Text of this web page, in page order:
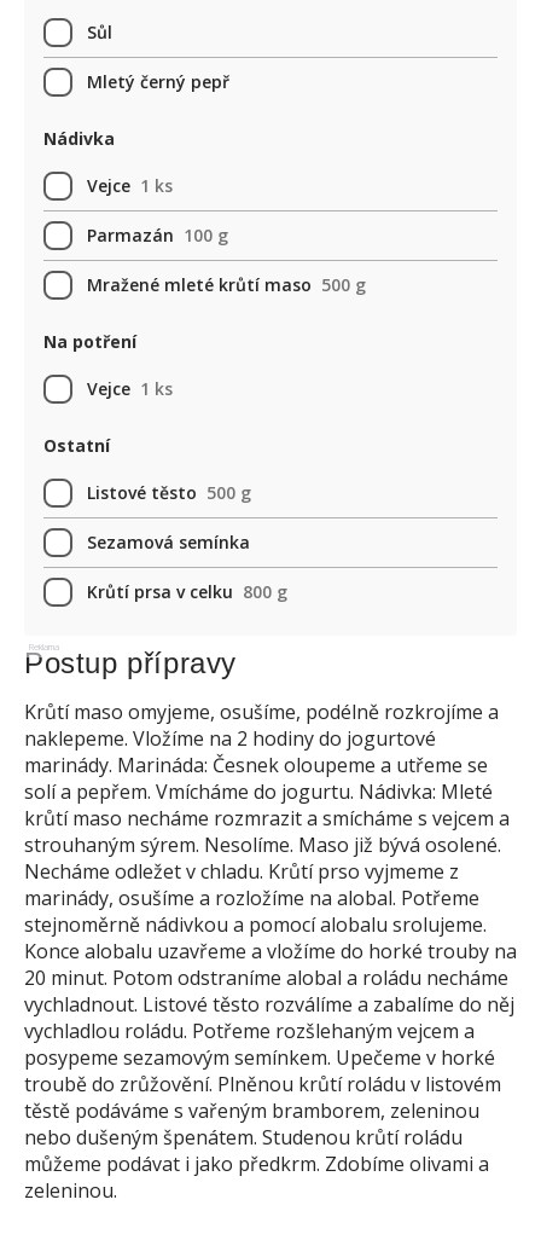
Sůl
Mletý černý pepř
Nádivka
Vejce 1 ks
Parmazán 100 g
Mražené mleté krůtí maso 500 g
Na potření
Vejce 1 ks
Ostatní
Listové těsto 500 g
Sezamová semínka
Krůtí prsa v celku 800 g
Reklama
Postup přípravy
Krůtí maso omyjeme, osušíme, podélně rozkrojíme a
naklepeme. Vložíme na 2 hodiny do jogurtové
marinády. Marináda: Česnek oloupeme a utřeme se
solí a pepřem. Vmícháme do jogurtu. Nádivka: Mleté
krůtí maso necháme rozmrazit a smícháme s vejcem a
strouhaným sýrem. Nesolíme. Maso již bývá osolené.
Necháme odležet v chladu. Krůtí prso vyjmeme z
marinády, osušíme a rozložíme na alobal. Potřeme
stejnoměrně nádivkou a pomocí alobalu srolujeme.
Konce alobalu uzavřeme a vložíme do horké trouby na
20 minut. Potom odstraníme alobal a roládu necháme
vychladnout. Listové těsto rozválíme a zabalíme do něj
vychladlou roládu. Potřeme rozšlehaným vejcem a
posypeme sezamovým semínkem. Upečeme v horké
troubě do zrůžovění. Plněnou krůtí roládu v listovém
těstě podáváme s vařeným bramborem, zeleninou
nebo dušeným špenátem. Studenou krůtí roládu
můžeme podávat i jako předkrm. Zdobíme olivami a
zeleninou.